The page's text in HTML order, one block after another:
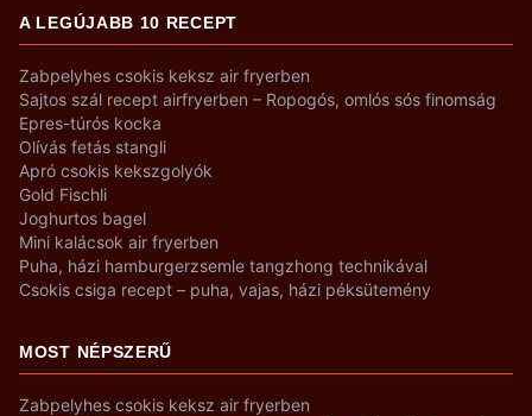
A LEGÚJABB 10 RECEPT
Zabpelyhes csokis keksz air fryerben
Sajtos szál recept airfryerben – Ropogós, omlós sós finomság
Epres-túrós kocka
Olívás fetás stangli
Apró csokis kekszgolyók
Gold Fischli
Joghurtos bagel
Mini kalácsok air fryerben
Puha, házi hamburgerzsemle tangzhong technikával
Csokis csiga recept – puha, vajas, házi péksütemény
MOST NÉPSZERŰ
Zabpelyhes csokis keksz air fryerben